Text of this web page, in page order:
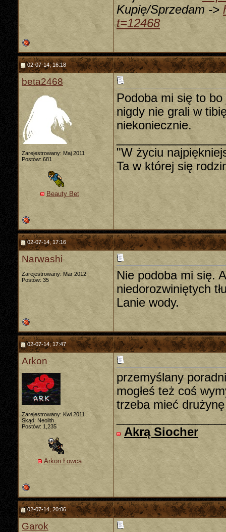
Kupię/Sprzedam ->
t=12468
02-07-14, 16:18
beta2468
Zarejestrowany: Maj 2011
Postów: 681
Beauty Bet
Podoba mi się to
nigdy nie grali w
niekoniecznie.
"W życiu
Ta w której się
02-07-14, 17:16
Narwashi
Zarejestrowany: Mar 2012
Postów: 35
Nie podoba mi się.
niedorozwiniętych
Lanie wody.
02-07-14, 17:47
Arkon
Zarejestrowany: Kwi 2011
Skąd: Neolith
Postów: 1,235
Arkon Łowca
przemyślany
mogłeś też coś
trzeba mieć
Akrą Siocher
02-07-14, 20:06
Garok